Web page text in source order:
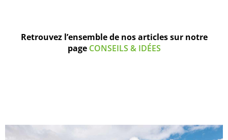
Retrouvez l’ensemble de nos articles sur notre
page CONSEILS & IDÉES